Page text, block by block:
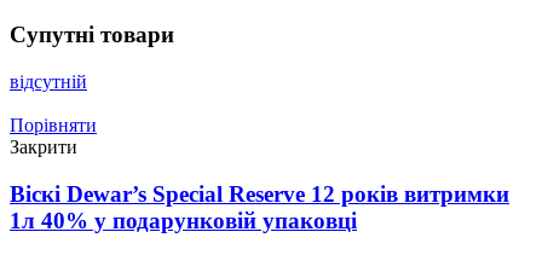
Супутні товари
відсутній
Порівняти
Закрити
Віскі Dewar’s Special Reserve 12 років витримки
1л 40% у подарунковій упаковці